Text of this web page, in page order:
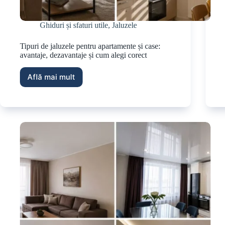
Ghiduri și sfaturi utile, Jaluzele
Tipuri de jaluzele pentru apartamente și case:
avantaje, dezavantaje și cum alegi corect
Află mai mult